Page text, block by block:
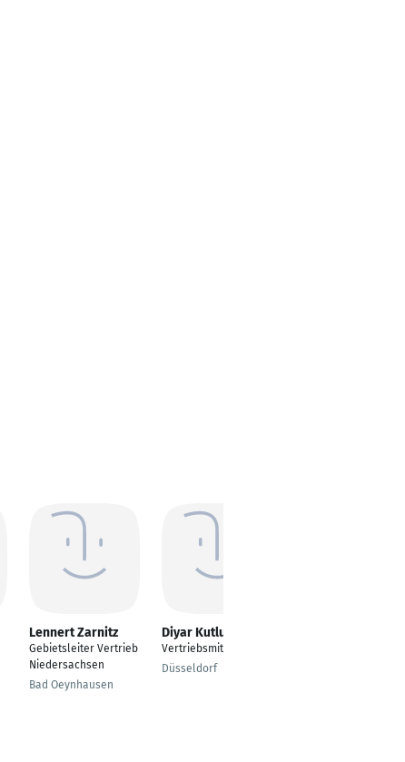
Lennert Zarnitz
Gebietsleiter Vertrieb
Niedersachsen
Bad Oeynhausen
Diyar Kutluktemur
Vertriebsmitarbeiter
Düsseldorf